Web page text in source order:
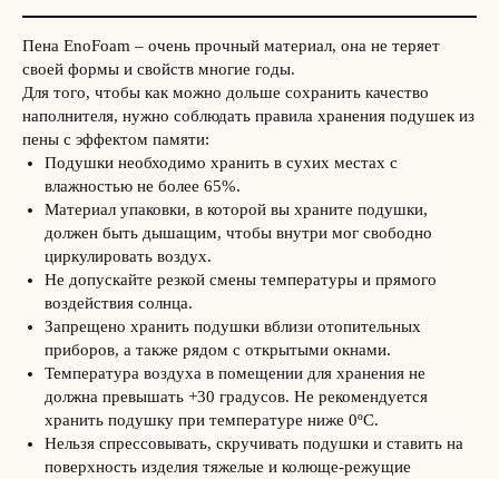
Пена EnoFoam – очень прочный материал, она не теряет
своей формы и свойств многие годы.
Для того, чтобы как можно дольше сохранить качество
наполнителя, нужно соблюдать правила хранения подушек из
пены с эффектом памяти:
Подушки необходимо хранить в сухих местах с
влажностью не более 65%.
Материал упаковки, в которой вы храните подушки,
должен быть дышащим, чтобы внутри мог свободно
циркулировать воздух.
Не допускайте резкой смены температуры и прямого
воздействия солнца.
Запрещено хранить подушки вблизи отопительных
приборов, а также рядом с открытыми окнами.
Температура воздуха в помещении для хранения не
должна превышать +30 градусов. Не рекомендуется
хранить подушку при температуре ниже 0ºС.
Нельзя спрессовывать, скручивать подушки и ставить на
поверхность изделия тяжелые и колюще-режущие